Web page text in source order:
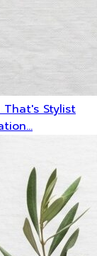
Stylist